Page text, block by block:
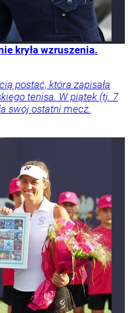
kryła wzruszenia.
postać, która zapisała
tenisa. W piątek (tj. 7
swój ostatni mecz.